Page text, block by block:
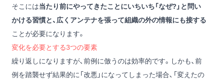
そこには当たり前にやってきたことにいちいち「なぜ? 」と問い
かける習慣と、広くアンテナを張って組織の外の情報にも接する
ことが必要になります。
変化を必要とする3つの要素
繰り返しになりますが、前例に倣うのは効率的です。しかも、前
例を踏襲せず結果的に「改悪」になってしまった場合、「変えたの